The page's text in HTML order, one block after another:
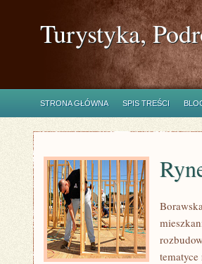
Turystyka,
STRONA GŁÓWNA SPIS TREŚCI